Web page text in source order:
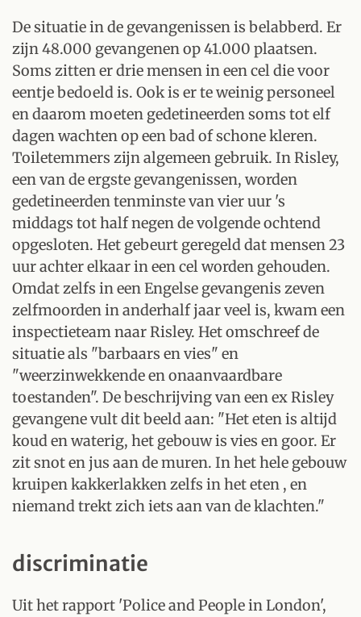
De situatie in de gevangenissen is belabberd. Er
zijn 48.000 gevangenen op 41.000 plaatsen.
Soms zitten er drie mensen in een cel die voor
eentje bedoeld is. Ook is er te weinig personeel
en daarom moeten gedetineerden soms tot elf
dagen wachten op een bad of schone kleren.
Toiletemmers zijn algemeen gebruik. In Risley,
een van de ergste gevangenissen, worden
gedetineerden tenminste van vier uur 's
middags tot half negen de volgende ochtend
opgesloten. Het gebeurt geregeld dat mensen 23
uur achter elkaar in een cel worden gehouden.
Omdat zelfs in een Engelse gevangenis zeven
zelfmoorden in anderhalf jaar veel is, kwam een
inspectieteam naar Risley. Het omschreef de
situatie als "barbaars en vies" en
"weerzinwekkende en onaanvaardbare
toestanden". De beschrijving van een ex Risley
gevangene vult dit beeld aan: "Het eten is altijd
koud en waterig, het gebouw is vies en goor. Er
zit snot en jus aan de muren. In het hele gebouw
kruipen kakkerlakken zelfs in het eten , en
niemand trekt zich iets aan van de klachten."
discriminatie
Uit het rapport 'Police and People in London',